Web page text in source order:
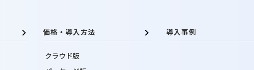
価格・導入方法
クラウド版
導入事例